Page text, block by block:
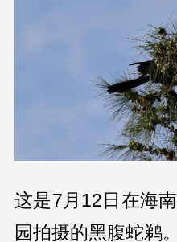
这是7月12日在海
园拍摄的黑腹蛇鹈。